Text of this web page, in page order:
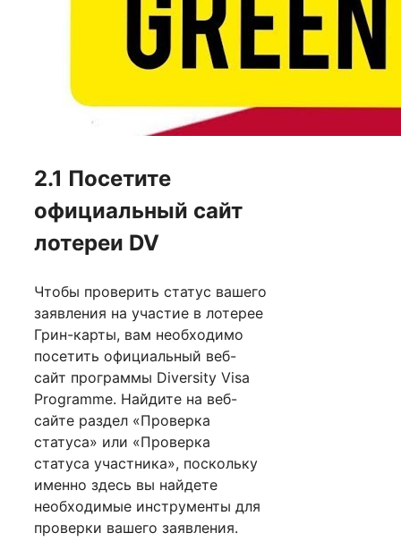
2.1 Посетите
официальный сайт
лотереи DV
Чтобы проверить статус вашего
заявления на участие в лотерее
Грин-карты, вам необходимо
посетить официальный веб-
сайт программы Diversity Visa
Programme. Найдите на веб-
сайте раздел «Проверка
статуса» или «Проверка
статуса участника», поскольку
именно здесь вы найдете
необходимые инструменты для
проверки вашего заявления.